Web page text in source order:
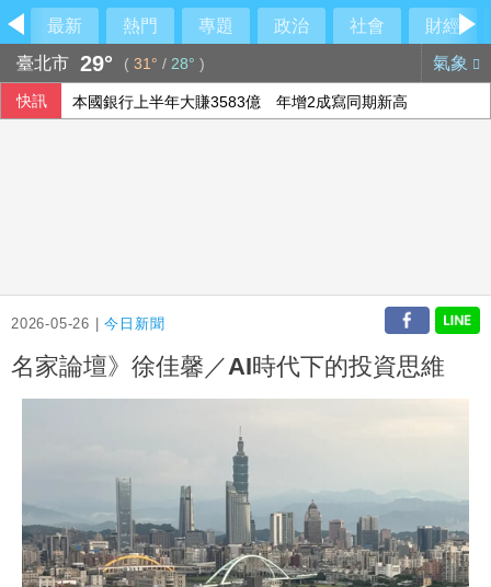
最新 熱門 專題 政治 社會
財經
臺北市 29° ( 31° / 28° ) 氣象
快訊 本國銀行上半年大賺3583億 年增2成寫同期新高
2026-05-26 |今日新聞
名家論壇》徐佳馨／AI時代下的投資思維